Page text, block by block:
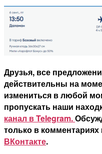
Друзья, все
действительны на
измениться в любой
пропускать наши
канал в Telegram.
только в
ВКонтакте.